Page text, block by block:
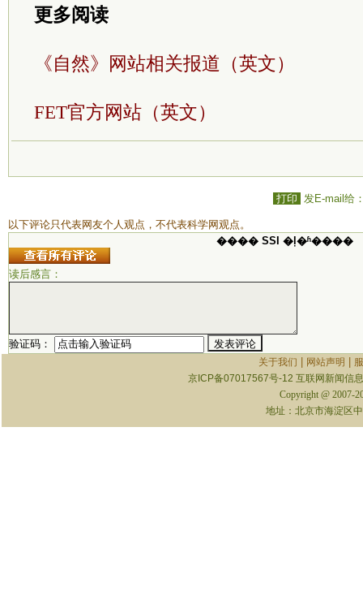
更多阅读
《自然》网站相关报道（英文）
FET官方网站（英文）
打印 发E-mail给
以下评论只代表网友个人观点，不代表科学网观点。
���� SSI �ļ�ʱ����
读后感言：
验证码：
关于我们 | 网站声明 |
京ICP备07017567号-12 互联网新闻信
Copyright @ 2007-
地址：北京市海淀区